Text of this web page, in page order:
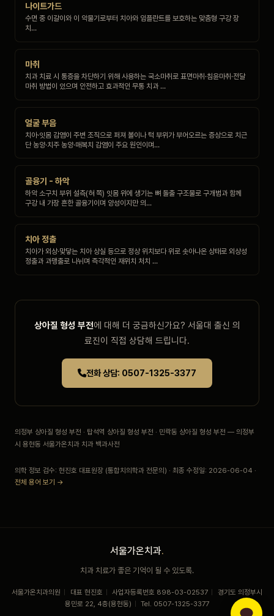
나이트가드
수면 중 이갈이와 이 악물기로부터 치아와 임플란트를 보호하는 맞춤형 구강 장
치…
마취
치과 치료 시 통증을 차단하기 위해 사용하는 국소마취로 표면마취·침윤마취·전달
마취 방법이 있으며 안전하고 효과적인 무통 치과 …
얼굴 부음
치아·잇몸 감염이 주변 조직으로 퍼져 볼이나 턱 부위가 부어오르는 증상으로 치근
단 농양·치주 농양·매복치 감염이 주요 원인이며…
골융기 - 하악
하악 소구치 부위 설측(혀 쪽) 잇몸 위에 생기는 뼈 돌출 구조물로 구개범과 함께
구강 내 가장 흔한 골융기이며 양성이지만 의…
치아 정출
치아가 외상·맞닿는 치아 상실 등으로 정상 위치보다 위로 솟아나온 상태로 외상성
정출과 과맹출로 나뉘며 즉각적인 재위치 처치 …
상아질 형성 부전에 대해 더 궁금하신가요? 서울대 출신 의
료진이 직접 상담해 드립니다.
전화 상담: 0507-1325-3377
의정부 상아질 형성 부전 · 탑석역 상아질 형성 부전 · 민락동 상아질 형성 부전 — 의정부
시 용현동 서울가온치과 치과 백과사전
의학 정보 검수: 현진호 대표원장 (통합치의학과 전문의) · 최종 수정일: 2026-06-04 ·
전체 용어 보기 →
서울가온치과.
치과 치료가 좋은 기억이 될 수 있도록.
서울가온치과의원 | 대표 현진호 | 사업자등록번호 898-03-02537 |
경기도 의정부시
용민로 22, 4층(용현동) | Tel. 0507-1325-3377